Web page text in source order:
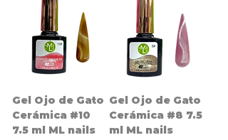
Gel Ojo de Gato
Cerámica #10
7.5 ml ML nails
Gel Ojo de Gato
Cerámica #8 7.5
ml ML nails